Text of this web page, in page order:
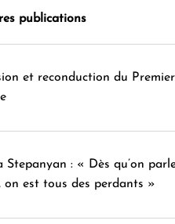
publications
et reconduction du Premier
Stepanyan : « Dès qu’on
on est tous des perdants »